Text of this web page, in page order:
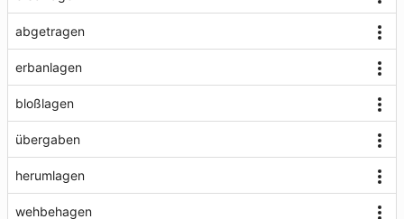
abgetragen
erbanlagen
bloßlagen
übergaben
herumlagen
wehbehagen